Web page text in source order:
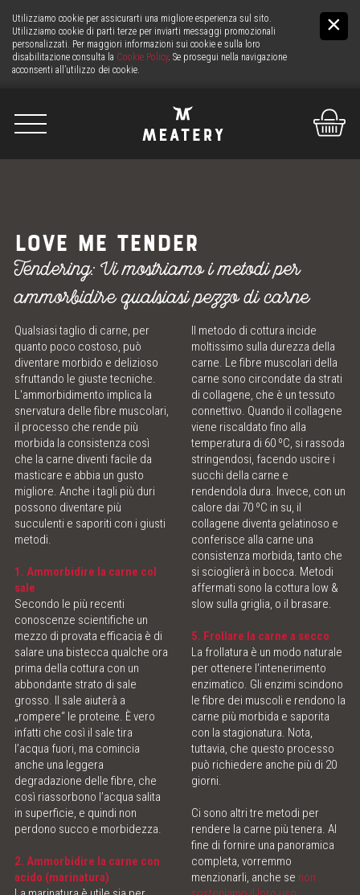
Utilizziamo cookie per assicurarti una migliore esperienza sul sito.
Utilizziamo cookie di parti terze per inviarti messaggi promozionali
personalizzati. Per maggiori informazioni sui cookie e sulla loro
disabilitazione consulta la Cookie Policy. Se prosegui nella navigazione
acconsenti all’utilizzo dei cookie.
LA CARNE
IL BANCO
SERVIZIO CARNE H24
ONLINE SHOP
MEAT LOVE - THE MAGAZINE
MEATINGPOINT
POLENTA TABLE
CONTATTO & ORARI D'APERTURA
LOVE ME TENDER
Tendering: Vi mostriamo i metodi per
ammorbidire qualsiasi pezzo di carne
Qualsiasi taglio di carne, per
quanto poco costoso, può
diventare morbido e delizioso
sfruttando le giuste tecniche.
L'ammorbidimento implica la
snervatura delle fibre muscolari,
il processo che rende più
morbida la consistenza così
che la carne diventi facile da
masticare e abbia un gusto
migliore. Anche i tagli più duri
possono diventare più
succulenti e saporiti con i giusti
metodi.
1. Ammorbidire la carne col
sale
Secondo le più recenti
conoscenze scientifiche un
mezzo di provata efficacia è di
salare una bistecca qualche ora
prima della cottura con un
abbondante strato di sale
grosso. Il sale aiuterà a
„rompere“ le proteine. È vero
infatti che così il sale tira
l’acqua fuori, ma comincia
anche una leggera
degradazione delle fibre, che
così riassorbono l’acqua salita
in superficie, e quindi non
perdono succo e morbidezza.
2. Ammorbidire la carne con
acido (marinatura)
Il metodo di cottura incide
moltissimo sulla durezza della
carne. Le fibre muscolari della
carne sono circondate da strati
di collagene, che è un tessuto
connettivo. Quando il collagene
viene riscaldato fino alla
temperatura di 60 ºC, si rassoda
stringendosi, facendo uscire i
succhi della carne e
rendendola dura. Invece, con un
calore dai 70 ºC in su, il
collagene diventa gelatinoso e
conferisce alla carne una
consistenza morbida, tanto che
si scioglierà in bocca. Metodi
affermati sono la cottura low &
slow sulla griglia, o il brasare.
5. Frollare la carne a secco
La frollatura è un modo naturale
per ottenere l'intenerimento
enzimatico. Gli enzimi scindono
le fibre dei muscoli e rendono la
carne più morbida e saporita
con la stagionatura. Nota,
tuttavia, che questo processo
può richiedere anche più di 20
giorni.
Ci sono altri tre metodi per
rendere la carne più tenera. Al
fine di fornire una panoramica
completa, vorremmo
menzionarli, anche se non